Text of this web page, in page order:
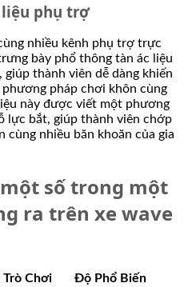
phụ trợ
nhiều kênh phụ trợ trực
bày phổ thông tàn ác liệu
thành viên dễ dàng khiến
pháp chơi khôn cùng
này được viết một phương
lực bắt, giúp thành viên chớp
cùng nhiều băn khoăn của gia
số trong một
ra trên xe wave
Trò Chơi
Độ Phổ Biến